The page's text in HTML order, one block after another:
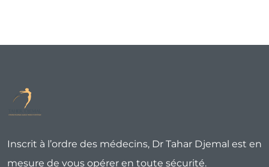
Inscrit à l’ordre des médecins, Dr Tahar Djemal est en
mesure de vous opérer en toute sécurité.